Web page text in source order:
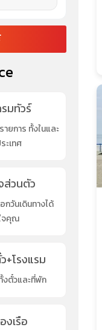
มทัวร์
ยการ ทั้งในและ
ะเทศ
ส่วนตัว
กวันเดินทางได้
จคุณ
+โรงแรม
งตั๋วและที่พัก
งเรือ